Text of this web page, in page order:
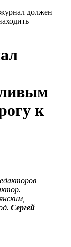
должен
к
Сергей